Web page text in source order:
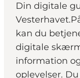
Køb billet
Planlæg
Din digitale
kan du
digitale
information
oplevelser.